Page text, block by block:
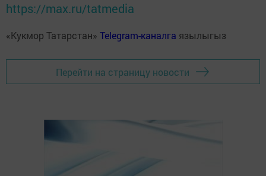
https://max.ru/tatmedia
«Кукмор Татарстан» Telegram-каналга язылыгыз
Перейти на страницу новости